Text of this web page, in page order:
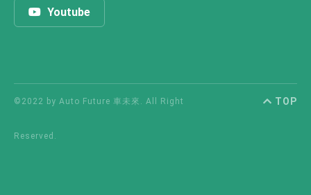
Youtube
©2022 by Auto Future 車未來. All Right
Reserved.
TOP